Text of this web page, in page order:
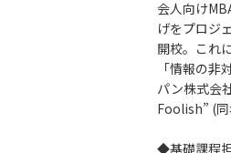
会人向け
げをプロジ
開校。これ
「情報の
パン株式会
Foolish” (
◆基礎課程